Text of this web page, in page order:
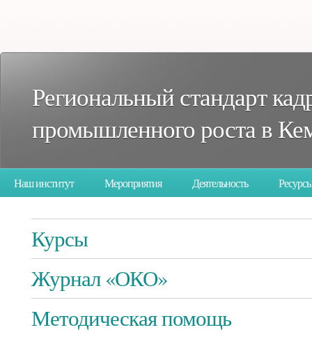
Региональный стандарт
промышленного роста в
Наш институт Мероприятия Деятельность
Курсы
Журнал «ОКО»
Методическая помощь